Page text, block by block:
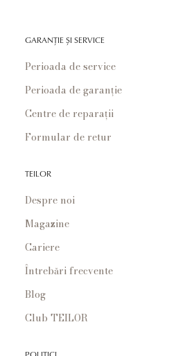
GARANȚIE ȘI SERVICE
Perioada de service
Perioada de garanție
Centre de reparații
Formular de retur
TEILOR
Despre noi
Magazine
Cariere
Întrebări frecvente
Blog
Club TEILOR